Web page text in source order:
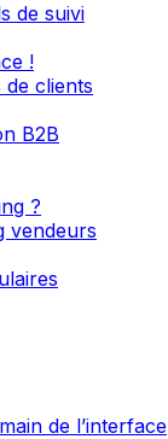
de suivi
!
clients
B2B
?
vendeurs
de l’interface